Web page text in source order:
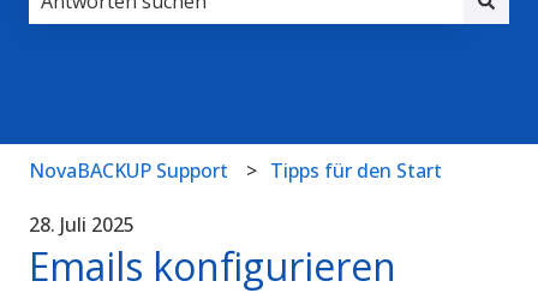
NovaBACKUP Support Tipps für den Start
28. Juli 2025
Emails konfigurieren